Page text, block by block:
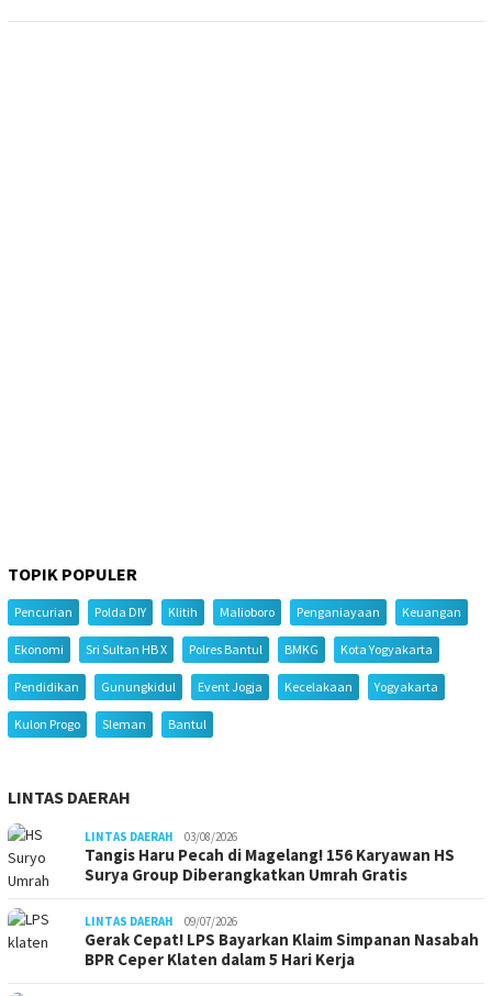
TOPIK POPULER
Pencurian Polda DIY Klitih Malioboro Penganiayaan Keuangan
Ekonomi Sri Sultan HB X Polres Bantul BMKG Kota Yogyakarta
Pendidikan Gunungkidul Event Jogja Kecelakaan Yogyakarta
Kulon Progo Sleman Bantul
LINTAS DAERAH
LINTAS DAERAH 03/08/2026
Tangis Haru Pecah di Magelang! 156 Karyawan HS
Surya Group Diberangkatkan Umrah Gratis
LINTAS DAERAH 09/07/2026
Gerak Cepat! LPS Bayarkan Klaim Simpanan Nasabah
BPR Ceper Klaten dalam 5 Hari Kerja